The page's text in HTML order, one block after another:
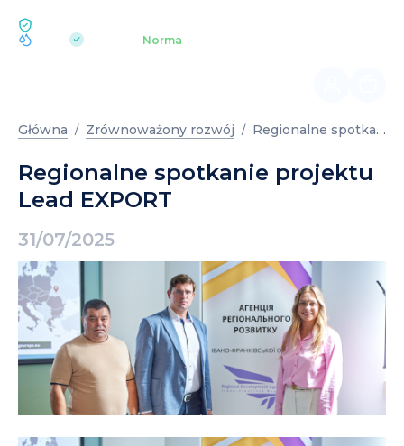
| Norma
Główna Zrównoważony rozwój Regionalne spotkanie projektu Lead EXPORT
Regionalne spotkanie projektu
Lead EXPORT
31/07/2025